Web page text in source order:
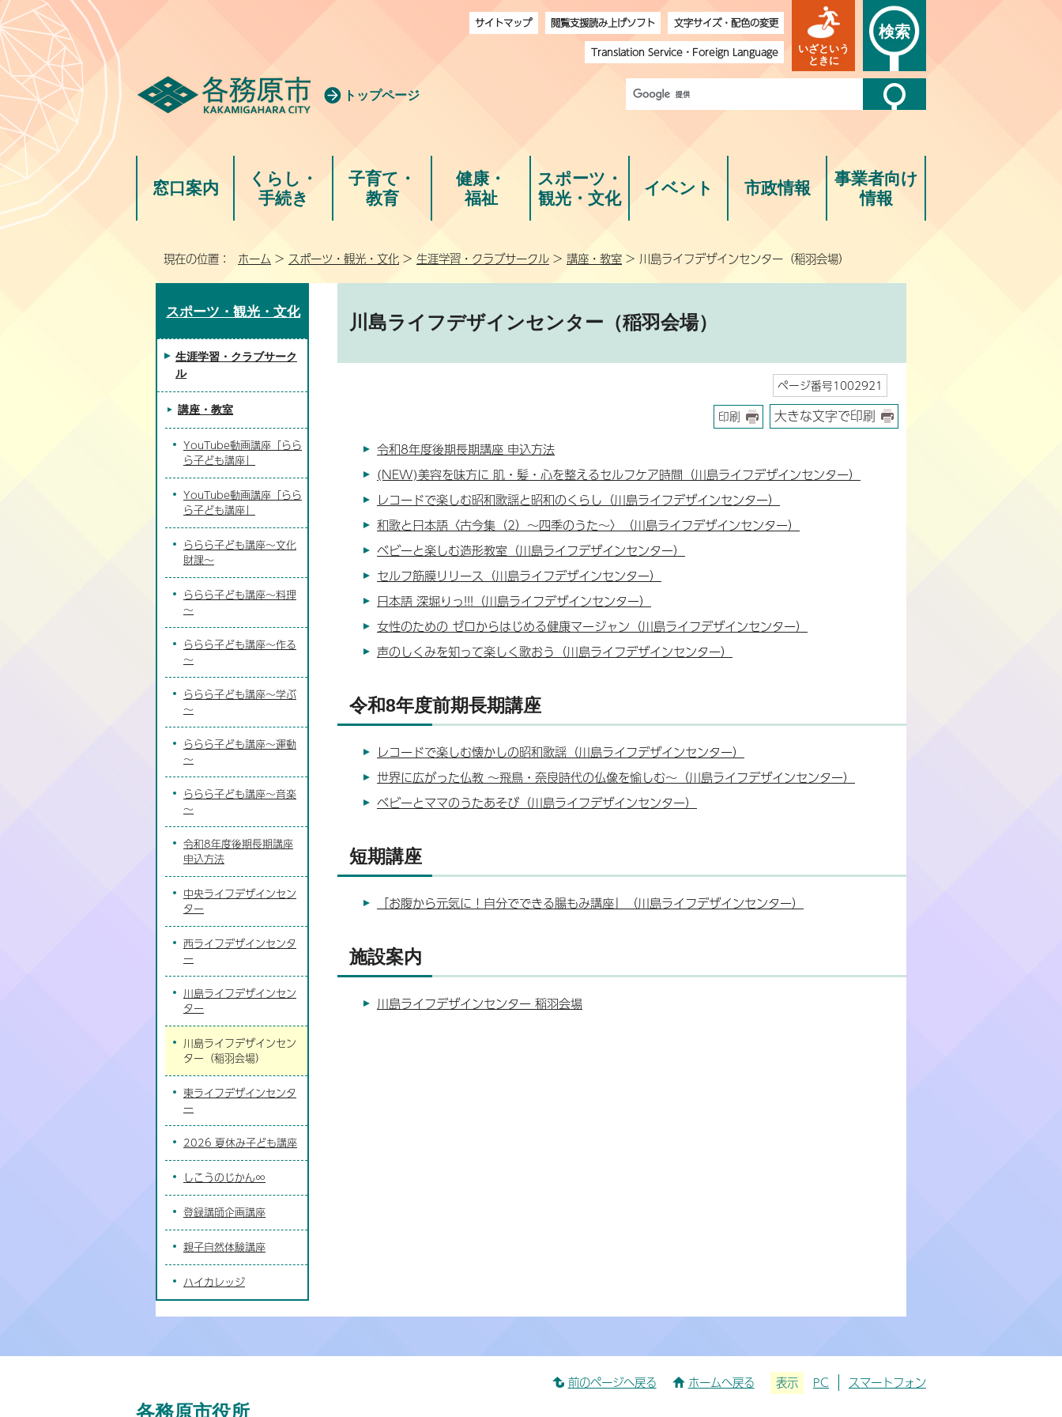
トップページ
サイトマップ 閲覧支援読み上げソフト
文字サイズ・配色の変更
Translation Service・ Foreign Language
いざという
ときに
検索
窓口案内
くらし・
手続き
子育て・
教育
健康・
福祉
スポーツ・
観光・文化
イベント 市政情報
事業者向け
情報
現在の位置： ホーム > スポーツ・観光・文化 > 生涯学習・クラブサークル > 講座・教室 > 川島ライフデザインセンター（稲羽会場）
川島ライフデザインセンター（稲羽会場）
ページ番号1002921
印刷
大きな文字で印刷
令和8年度後期長期講座 申込方法
(NEW)美容を味方に 肌・髪・心を整えるセルフケア時間（川島ライフデザインセンター）
レコードで楽しむ昭和歌謡と昭和のくらし（川島ライフデザインセンター）
和歌と日本語〈古今集（2）～四季のうた～〉（川島ライフデザインセンター）
ベビーと楽しむ造形教室（川島ライフデザインセンター）
セルフ筋膜リリース（川島ライフデザインセンター）
日本語 深堀りっ!!!（川島ライフデザインセンター）
女性のための ゼロからはじめる健康マージャン（川島ライフデザインセンター）
声のしくみを知って楽しく歌おう（川島ライフデザインセンター）
令和8年度前期長期講座
レコードで楽しむ懐かしの昭和歌謡（川島ライフデザインセンター）
世界に広がった仏教 ～飛鳥・奈良時代の仏像を愉しむ～（川島ライフデザインセンター）
ベビーとママのうたあそび（川島ライフデザインセンター）
短期講座
「お腹から元気に！自分でできる腸もみ講座」（川島ライフデザインセンター）
施設案内
川島ライフデザインセンター 稲羽会場
スポーツ・観光・文化
生涯学習・クラブサーク
ル
講座・教室
YouTube動画講座「らら
ら子ども講座」
YouTube動画講座「らら
ら子ども講座」
ららら子ども講座～文化
財課～
ららら子ども講座～料理
～
ららら子ども講座～作る
～
ららら子ども講座～学ぶ
～
ららら子ども講座～運動
～
ららら子ども講座～音楽
～
令和8年度後期長期講座
申込方法
中央ライフデザインセン
ター
西ライフデザインセンタ
ー
川島ライフデザインセン
ター
川島ライフデザインセン
ター（稲羽会場）
東ライフデザインセンタ
ー
2026 夏休み子ども講座
しこうのじかん∞
登録講師企画講座
親子自然体験講座
ハイカレッジ
前のページへ戻る ホームへ戻る 表示 PC スマートフォン
各務原市役所